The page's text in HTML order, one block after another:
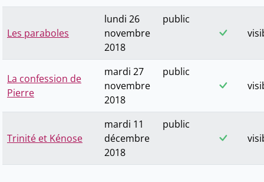
Les paraboles
lundi 26
novembre
2018
public
La confession de
Pierre
mardi 27
novembre
2018
public
Trinité et Kénose
mardi 11
décembre
2018
public